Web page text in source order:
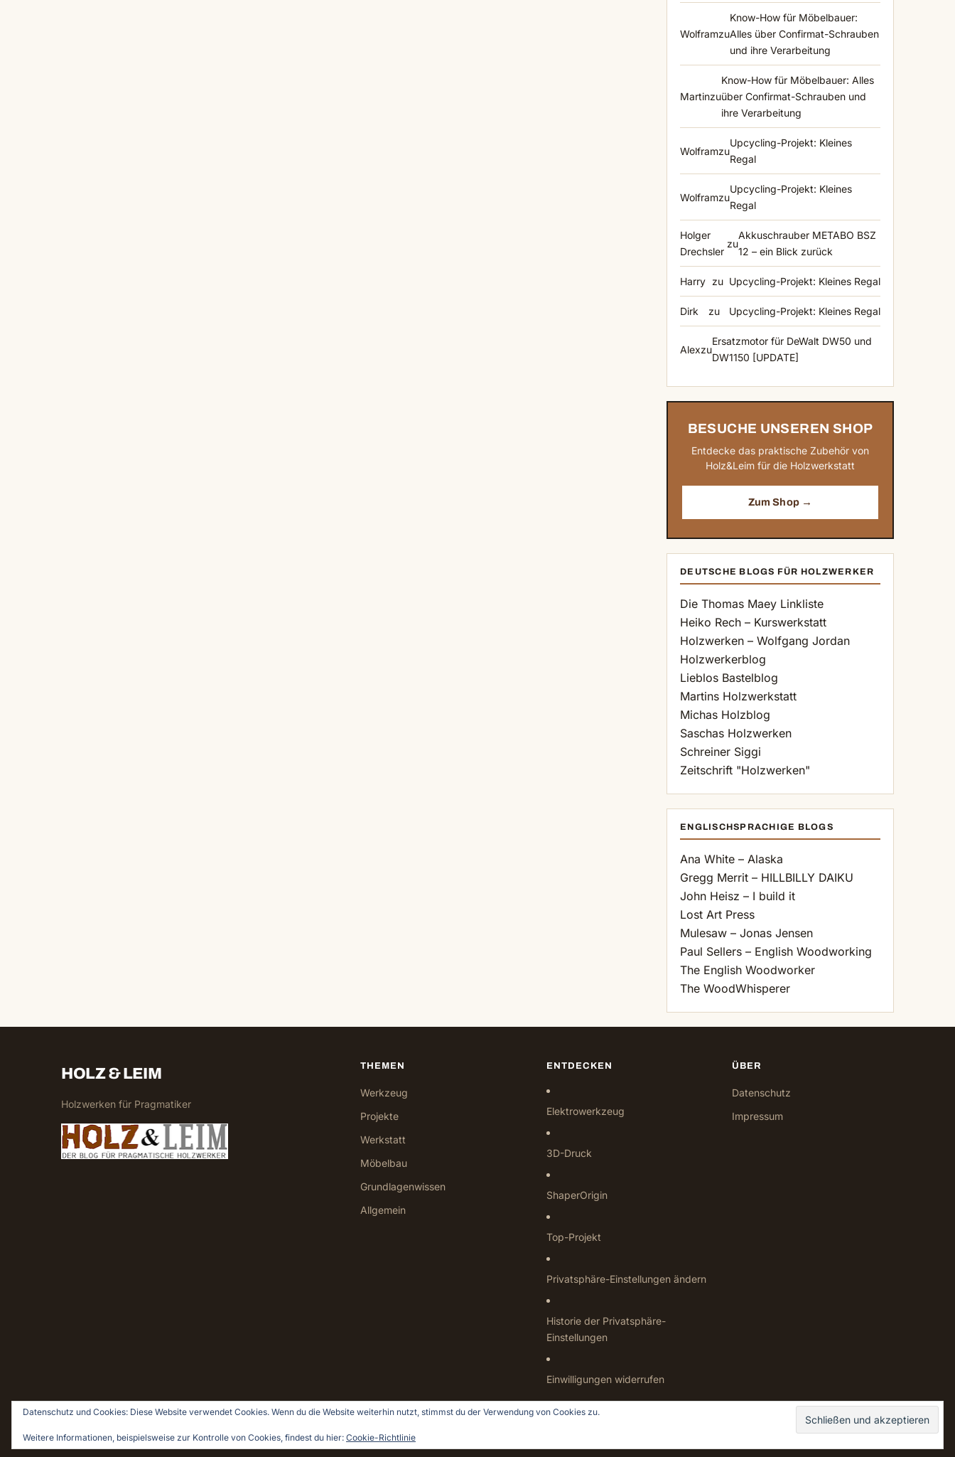
Wolframzu
Know-How für Möbelbauer:
Alles über Confirmat-Schrauben
und ihre Verarbeitung
Martinzu
Know-How für Möbelbauer: Alles
über Confirmat-Schrauben und
ihre Verarbeitung
Wolframzu
Upcycling-Projekt: Kleines
Regal
Wolframzu
Upcycling-Projekt: Kleines
Regal
Holger
Drechsler
zu
Akkuschrauber METABO BSZ
12 – ein Blick zurück
Harry zu Upcycling-Projekt: Kleines Regal
Dirk zu Upcycling-Projekt: Kleines Regal
Alexzu
Ersatzmotor für DeWalt DW50 und
DW1150 [UPDATE]
BESUCHE UNSEREN SHOP
Entdecke das praktische Zubehör von
Holz&Leim für die Holzwerkstatt
Zum Shop →
DEUTSCHE BLOGS FÜR HOLZWERKER
Die Thomas Maey Linkliste
Heiko Rech – Kurswerkstatt
Holzwerken – Wolfgang Jordan
Holzwerkerblog
Lieblos Bastelblog
Martins Holzwerkstatt
Michas Holzblog
Saschas Holzwerken
Schreiner Siggi
Zeitschrift "Holzwerken"
ENGLISCHSPRACHIGE BLOGS
Ana White – Alaska
Gregg Merrit – HILLBILLY DAIKU
John Heisz – I build it
Lost Art Press
Mulesaw – Jonas Jensen
Paul Sellers – English Woodworking
The English Woodworker
The WoodWhisperer
HOLZ & LEIM
Holzwerken für Pragmatiker
THEMEN
Werkzeug
Projekte
Werkstatt
Möbelbau
Grundlagenwissen
Allgemein
ENTDECKEN
Elektrowerkzeug
3D-Druck
ShaperOrigin
Top-Projekt
Privatsphäre-Einstellungen ändern
Historie der Privatsphäre-
Einstellungen
Einwilligungen widerrufen
ÜBER
Datenschutz
Impressum
© 2026 Holz & Leim · Holzwerken für Pragmatiker
Datenschutz und Cookies: Diese Website verwendet Cookies. Wenn du die Website weiterhin nutzt, stimmst du der Verwendung von Cookies zu.
Weitere Informationen, beispielsweise zur Kontrolle von Cookies, findest du hier: Cookie-Richtlinie